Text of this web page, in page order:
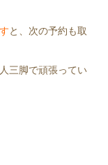
と、次の予約も取
三脚で頑張ってい